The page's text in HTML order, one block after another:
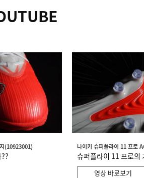
(10923001) 나이키 슈퍼플라이 11 프로
슈퍼플라이 11 프로의
영상 바로보기